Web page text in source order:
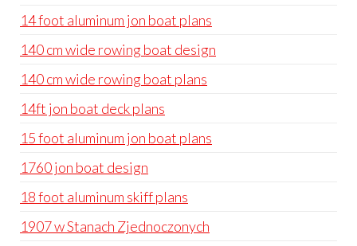
14 foot aluminum jon boat plans
140 cm wide rowing boat design
140 cm wide rowing boat plans
14ft jon boat deck plans
15 foot aluminum jon boat plans
1760 jon boat design
18 foot aluminum skiff plans
1907 w Stanach Zjednoczonych